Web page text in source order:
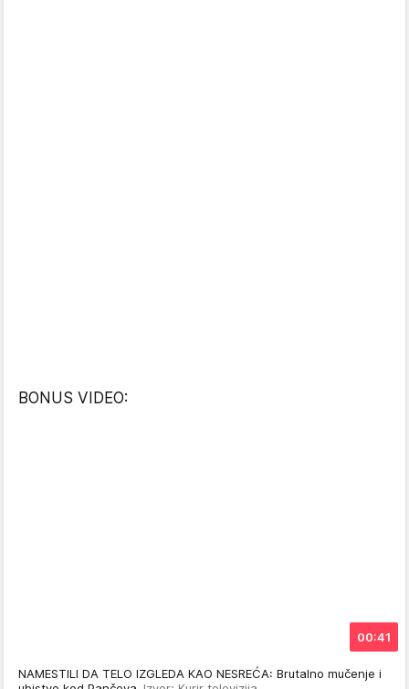
BONUS VIDEO:
00:41
NAMESTILI DA TELO IZGLEDA KAO NESREĆA: Brutalno mučenje i